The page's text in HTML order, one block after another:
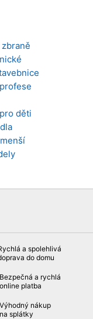
děti
a spolehlivá
do domu
Bezpečná a rychlá
online platba
Výhodný nákup
na splátky